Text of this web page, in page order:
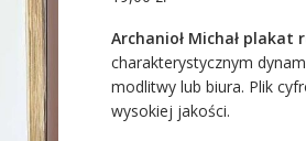
Archanioł Michał plakat
charakterystycznym
modlitwy lub biura. Plik
wysokiej jakości.